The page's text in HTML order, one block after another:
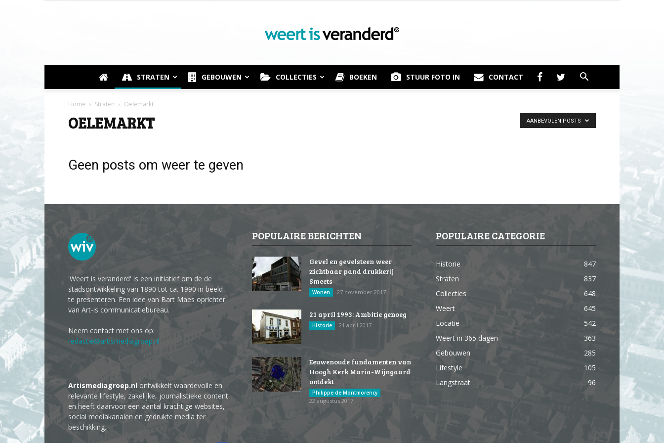
Weert
STRATEN GEBOUWEN COLLECTIES BOEKEN STUUR FOTO IN CONTACT
Home Straten Oelemarkt
OELEMARKT AANBEVOLEN POSTS
Geen posts om weer te geven
'Weert is veranderd' is een initiatief om de de
stadsontwikkeling van 1890 tot ca. 1990 in beeld
te presenteren. Een idee van Bart Maes oprichter
van Art-is communicatiebureau.
Neem contact met ons op:
redactie@artismediagroep.nl
Artismediagroep.nl ontwikkelt waardevolle en
relevante lifestyle, zakelijke, journalistieke content
en heeft daarvoor een aantal krachtige websites,
social mediakanalen en gedrukte media ter
beschikking.
POPULAIRE BERICHTEN
Gevel en gevelsteen weer
zichtbaar pand drukkerij
Smeets
Wonen 27 november 2017
21 april 1993: Ambitie genoeg
Historie 21 april 2017
Eeuwenoude fundamenten van
Hoogh Kerk Maria-Wijngaard
ontdekt
Philippe de Montmorency
22 augustus 2017
POPULAIRE CATEGORIE
Historie
847
Straten
837
Collecties
648
Weert
645
Locatie
542
Weert in 365 dagen
363
Gebouwen
285
Lifestyle
105
Langstraat
96